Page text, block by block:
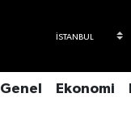
Genel Ekonomi